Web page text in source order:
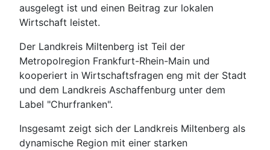
ausgelegt ist und einen Beitrag zur lokalen
Wirtschaft leistet.
Der Landkreis Miltenberg ist Teil der
Metropolregion Frankfurt-Rhein-Main und
kooperiert in Wirtschaftsfragen eng mit der Stadt
und dem Landkreis Aschaffenburg unter dem
Label "Churfranken".
Insgesamt zeigt sich der Landkreis Miltenberg als
dynamische Region mit einer starken